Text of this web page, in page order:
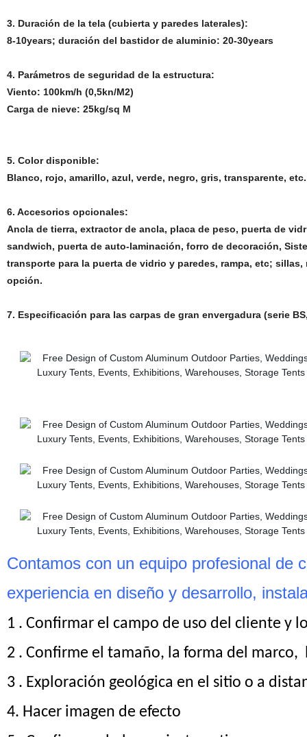
3. Duración de la tela (cubierta y paredes laterales):
8-10years; duración del bastidor de aluminio: 20-30years
4. Parámetros de seguridad de la estructura:
Viento: 100km/h (0,5kn/M2)
Carga de nieve: 25kg/sq M
5. Color disponible:
Blanco, rojo, amarillo, azul, verde, negro, gris, transparente, etc.
6. Accesorios opcionales:
Ancla de tierra, extractor de ancla, placa de peso, puerta de
sandwich, puerta de auto-laminación, forro de decoración,
transporte para la puerta de vidrio y paredes, rampa, etc;
opción.
7. Especificación para las carpas de gran envergadura (serie
Contamos con un equipo profesional de
experiencia en diseño y desarrollo,
1. Confirmar el campo de uso del cliente y
2. Confirme el tamaño, la forma del marco,
3. Exploración geológica en el sitio o a
4. Hacer imagen de efecto